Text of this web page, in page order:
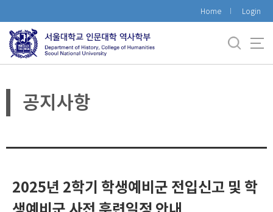
로
메
Home Login
공지사항
2025년 2학기 학생예비군 전입신고 및 학